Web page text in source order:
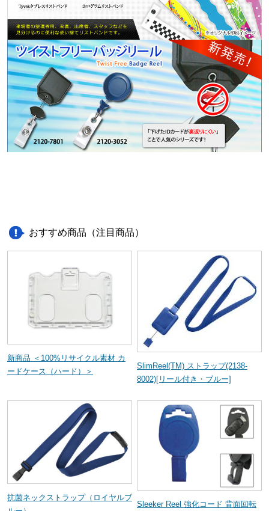
おすすめ商品（注目商品）
新商品 ＜100%リサイクル素材 カ
ードケース（ハード）＞
SlimReel(TM) ストラップ(2138-
8002)[リール付き・ブルー]
抗菌ネックストラップ（ロイヤルブ
Sleeker Reel 強化コード 背面回転